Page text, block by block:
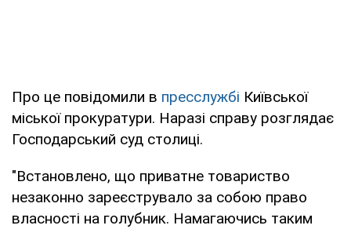
Про це повідомили в пресслужбі Київської
міської прокуратури. Наразі справу розглядає
Господарський суд столиці.
"Встановлено, що приватне товариство
незаконно зареєструвало за собою право
власності на голубник. Намагаючись таким